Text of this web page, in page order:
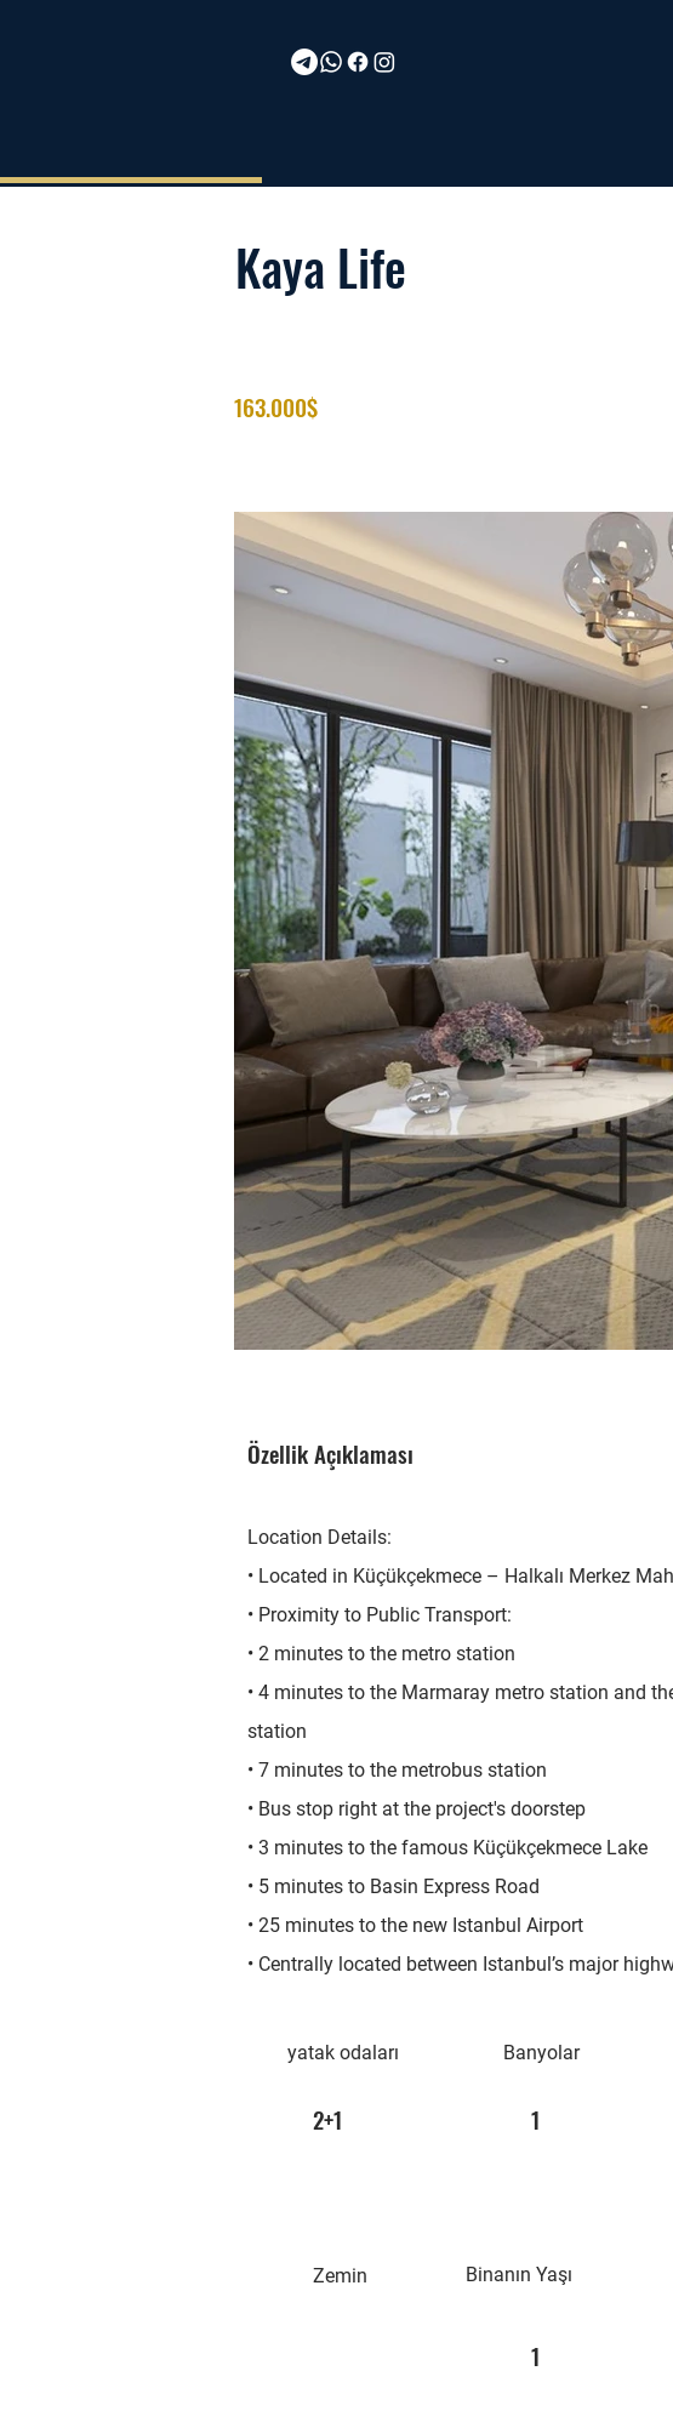
Kaya Life
163.000$
Özellik Açıklaması
Location Details:
• Located in Küçükçekmece – Halkalı Merkez
• Proximity to Public Transport:
• 2 minutes to the metro station
• 4 minutes to the Marmaray metro station and
station
• 7 minutes to the metrobus station
• Bus stop right at the project's doorstep
• 3 minutes to the famous Küçükçekmece Lake
• 5 minutes to Basin Express Road
• 25 minutes to the new Istanbul Airport
• Centrally located between Istanbul’s major
yatak odaları
2+1
Zemin
Banyolar
1
Binanın Yaşı
1